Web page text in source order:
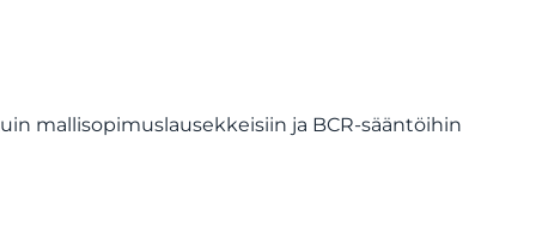
mallisopimuslausekkeisiin ja BCR-sääntöihin